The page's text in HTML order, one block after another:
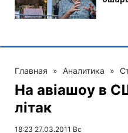
Главная » Аналитика »
На авіашоу в
літак
18:23 27.03.2011 Вс